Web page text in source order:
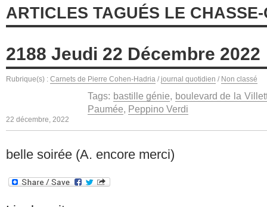
ARTICLES TAGUÉS LE
2188 Jeudi 22 Décembre 2022
Rubrique(s) : Carnets de Pierre Cohen-Hadria / journal quotidien / Non classé
Tags: bastille génie, boulevard de la
Paumée, Peppino Verdi
22 décembre, 2022
belle soirée (A. encore merci)